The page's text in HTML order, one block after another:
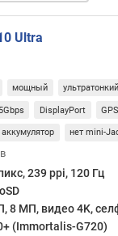
Ultra
мощный
DisplayPort
нет mini-
239 ppi, 120 Гц
8 МП, видео 4K,
(Immortalis-G720)